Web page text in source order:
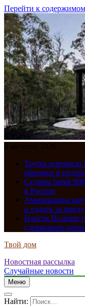
Перейти к
6 августа, 2026
Toyota освежила
обновки и
Седаны Senat
в России
Американцы
и ездить за
Власти Польши
сдерживать
Твой дом
Новостная рассылка
Случайные новости
Меню
Найти: